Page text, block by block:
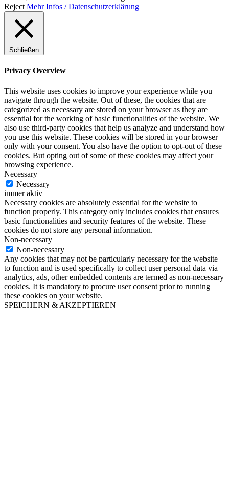
Reject Mehr Infos / Datenschutzerklärung
Schließen
Privacy Overview
This website uses cookies to improve your experience while you
navigate through the website. Out of these, the cookies that are
categorized as necessary are stored on your browser as they are
essential for the working of basic functionalities of the website. We
also use third-party cookies that help us analyze and understand how
you use this website. These cookies will be stored in your browser
only with your consent. You also have the option to opt-out of these
cookies. But opting out of some of these cookies may affect your
browsing experience.
Necessary
Necessary
immer aktiv
Necessary cookies are absolutely essential for the website to
function properly. This category only includes cookies that ensures
basic functionalities and security features of the website. These
cookies do not store any personal information.
Non-necessary
Non-necessary
Any cookies that may not be particularly necessary for the website
to function and is used specifically to collect user personal data via
analytics, ads, other embedded contents are termed as non-necessary
cookies. It is mandatory to procure user consent prior to running
these cookies on your website.
SPEICHERN & AKZEPTIEREN